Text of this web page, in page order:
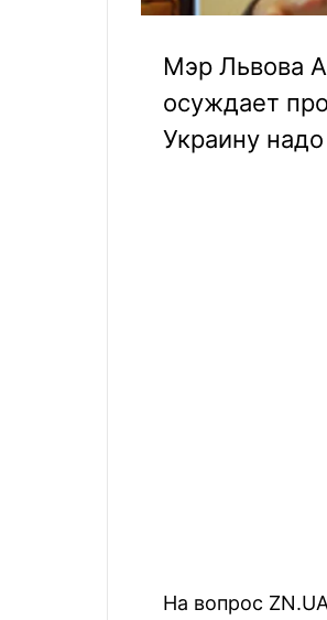
Мэр Львова
осуждает
Украину
На вопрос